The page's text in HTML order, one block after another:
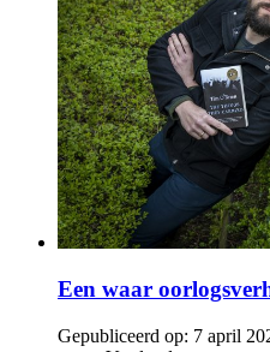
Een waar
Gepubliceerd op: 7 april